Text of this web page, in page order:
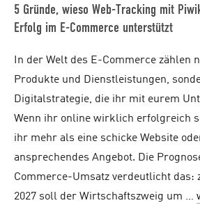
5 Gründe, wieso Web-Tracking mit
Erfolg im E-Commerce unterstützt
In der Welt des E-Commerce zählen
Produkte und Dienstleistungen,
Digitalstrategie, die ihr mit eurem
Wenn ihr online wirklich erfolgreich
ihr mehr als eine schicke Website
ansprechendes Angebot. Die
Commerce-Umsatz verdeutlicht das:
2027 soll der Wirtschaftszweig um …